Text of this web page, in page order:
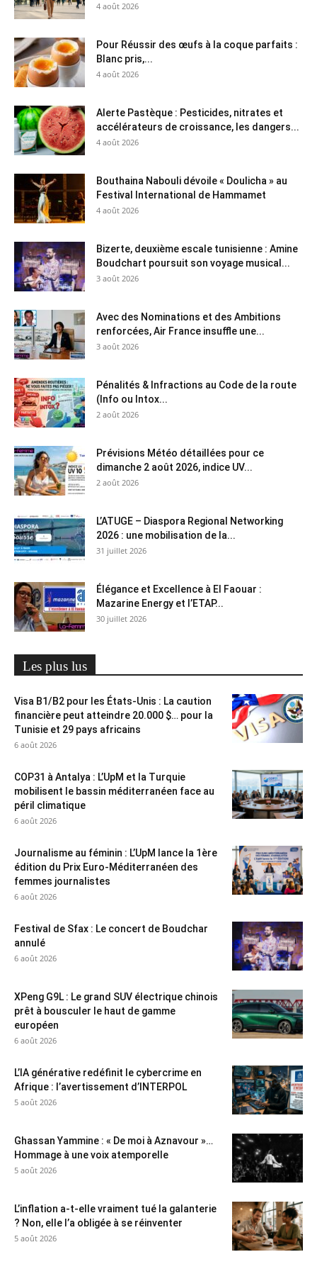
4 août 2026
Pour Réussir des œufs à la coque parfaits :
Blanc pris,...
4 août 2026
Alerte Pastèque : Pesticides, nitrates et
accélérateurs de croissance, les dangers...
4 août 2026
Bouthaina Nabouli dévoile « Doulicha » au
Festival International de Hammamet
4 août 2026
Bizerte, deuxième escale tunisienne : Amine
Boudchart poursuit son voyage musical...
3 août 2026
Avec des Nominations et des Ambitions
renforcées, Air France insuffle une...
3 août 2026
Pénalités & Infractions au Code de la route
(Info ou Intox...
2 août 2026
Prévisions Météo détaillées pour ce
dimanche 2 août 2026, indice UV...
2 août 2026
L’ATUGE – Diaspora Regional Networking
2026 : une mobilisation de la...
31 juillet 2026
Élégance et Excellence à El Faouar :
Mazarine Energy et l’ETAP...
30 juillet 2026
Les plus lus
Visa B1/B2 pour les États-Unis : La caution
financière peut atteindre 20.000 $… pour la
Tunisie et 29 pays africains
6 août 2026
COP31 à Antalya : L’UpM et la Turquie
mobilisent le bassin méditerranéen face au
péril climatique
6 août 2026
Journalisme au féminin : L’UpM lance la 1ère
édition du Prix Euro-Méditerranéen des
femmes journalistes
6 août 2026
Festival de Sfax : Le concert de Boudchar
annulé
6 août 2026
XPeng G9L : Le grand SUV électrique chinois
prêt à bousculer le haut de gamme
européen
6 août 2026
L’IA générative redéfinit le cybercrime en
Afrique : l’avertissement d’INTERPOL
5 août 2026
Ghassan Yammine : « De moi à Aznavour »…
Hommage à une voix atemporelle
5 août 2026
L’inflation a-t-elle vraiment tué la galanterie
? Non, elle l’a obligée à se réinventer
5 août 2026